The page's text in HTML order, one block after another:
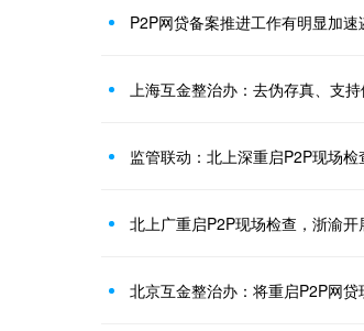
P2P网贷备案推进工作有明显加速
上海互金整治办：去伪存真、支
监管联动：北上深重启P2P现场
北上广重启P2P现场检查，浙渝开
北京互金整治办：将重启P2P网贷